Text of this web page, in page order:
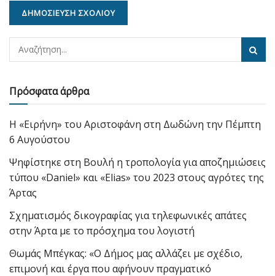
Πρόσφατα άρθρα
Η «Ειρήνη» του Αριστοφάνη στη Δωδώνη την Πέμπτη
6 Αυγούστου
Ψηφίστηκε στη Βουλή η τροπολογία για αποζημιώσεις
τύπου «Daniel» και «Elias» του 2023 στους αγρότες της
Άρτας
Σχηματισμός δικογραφίας για τηλεφωνικές απάτες
στην Άρτα με το πρόσχημα του λογιστή
Θωμάς Μπέγκας: «Ο Δήμος μας αλλάζει με σχέδιο,
επιμονή και έργα που αφήνουν πραγματικό